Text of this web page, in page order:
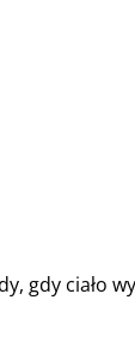
gdy ciało